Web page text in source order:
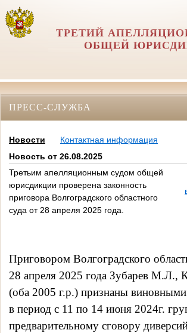
ТРЕТИЙ
ОБЩЕЙ
ПРЕСС-СЛУЖБА
Новости
Контактная информация
Новость от 26.08.2025
Третьим апелляционным судом общей
юрисдикции проверена законность
приговора Волгоградского областного
суда от 28 апреля 2025 года.
Приговором Волгоградского
28 апреля 2025 года Зубарев М.Л.,
(оба 2005 г.р.) признаны
в период с 11 по 14 июня 2024г.
предварительному сговору